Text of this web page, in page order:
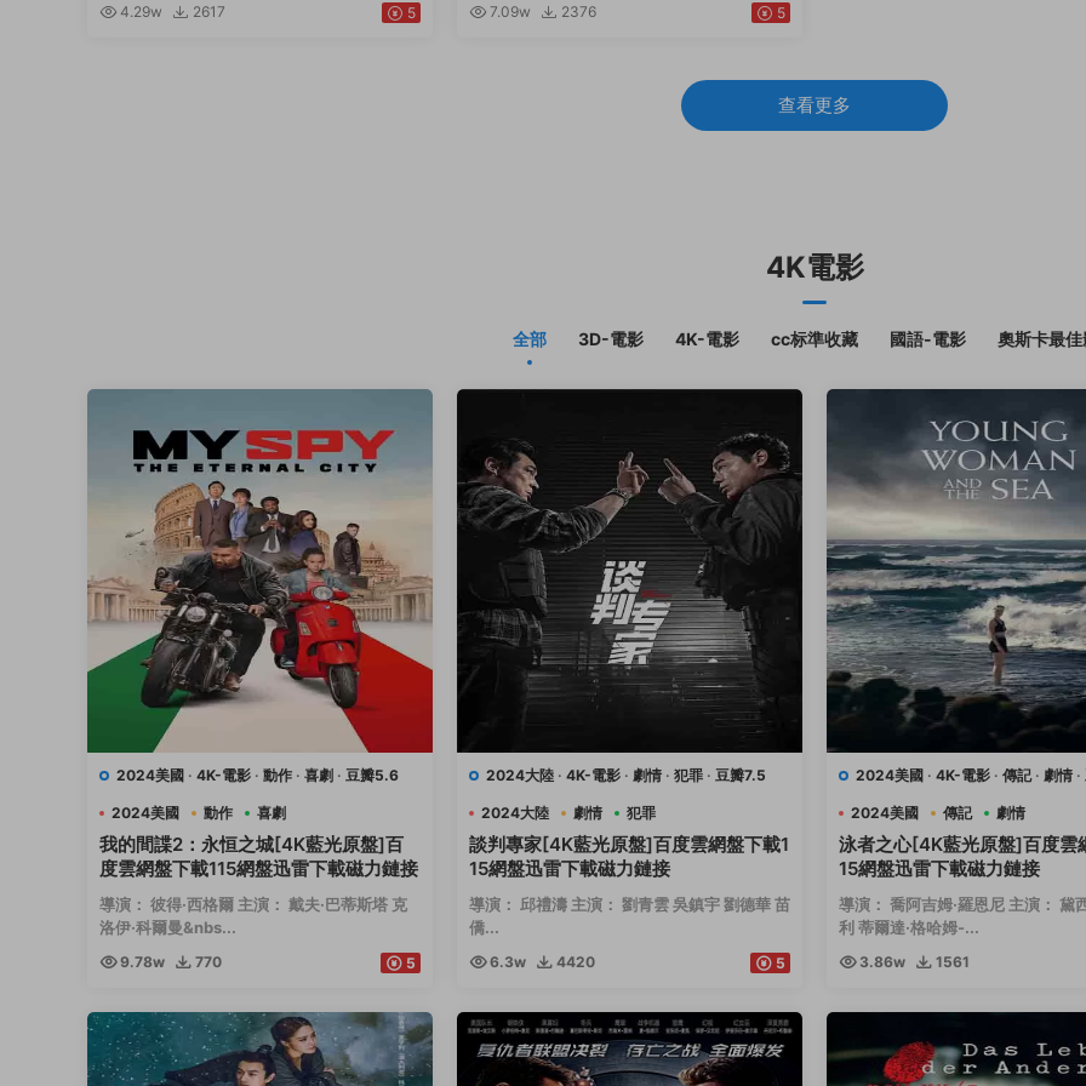
4.29w 2617 5 7.09w 2376 5
查看更多
4K電影
全部 3D-電影 4K-電影 cc标準收藏 國語-電影 奧斯卡最
2024美國 · 4K-電影 · 動作 · 喜劇 · 豆瓣5.6
2024美國 動作 喜劇
我的間諜2：永恒之城[4K藍光原盤]百
度雲網盤下載115網盤迅雷下載磁力鏈接
導演： 彼得·西格爾 主演： 戴夫·巴蒂斯塔 克
洛伊·科爾曼&nbs...
9.78w 770 5
2024大陸 · 4K-電影 · 劇情 · 犯罪 · 豆瓣7.5
2024大陸 劇情 犯罪
談判專家[4K藍光原盤]百度雲網盤下載1
15網盤迅雷下載磁力鏈接
導演： 邱禮濤 主演： 劉青雲 吳鎮宇 劉德華 苗
僑...
6.3w 4420 5
2024美國 · 4K-電影 · 傳記· 劇情 ·
2024美國
傳記 劇情
泳者之心[4K藍光原盤]百度雲
15網盤迅雷下載磁力鏈接
導演： 喬阿吉姆·羅恩尼 主演： 黛
利 蒂爾達·格哈姆-...
3.86w 1561